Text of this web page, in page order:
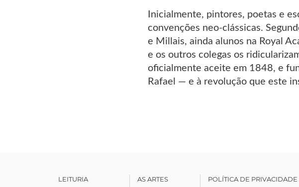
Inicialmente, pintores, poetas e
convenções neo-clássicas.
e Millais, ainda alunos na Royal
e os outros colegas os
oficialmente aceite em 1848, e
Rafael — e à revolução que este
LEITURIA AS ARTES POLÍTICA DE PRIVACIDADE